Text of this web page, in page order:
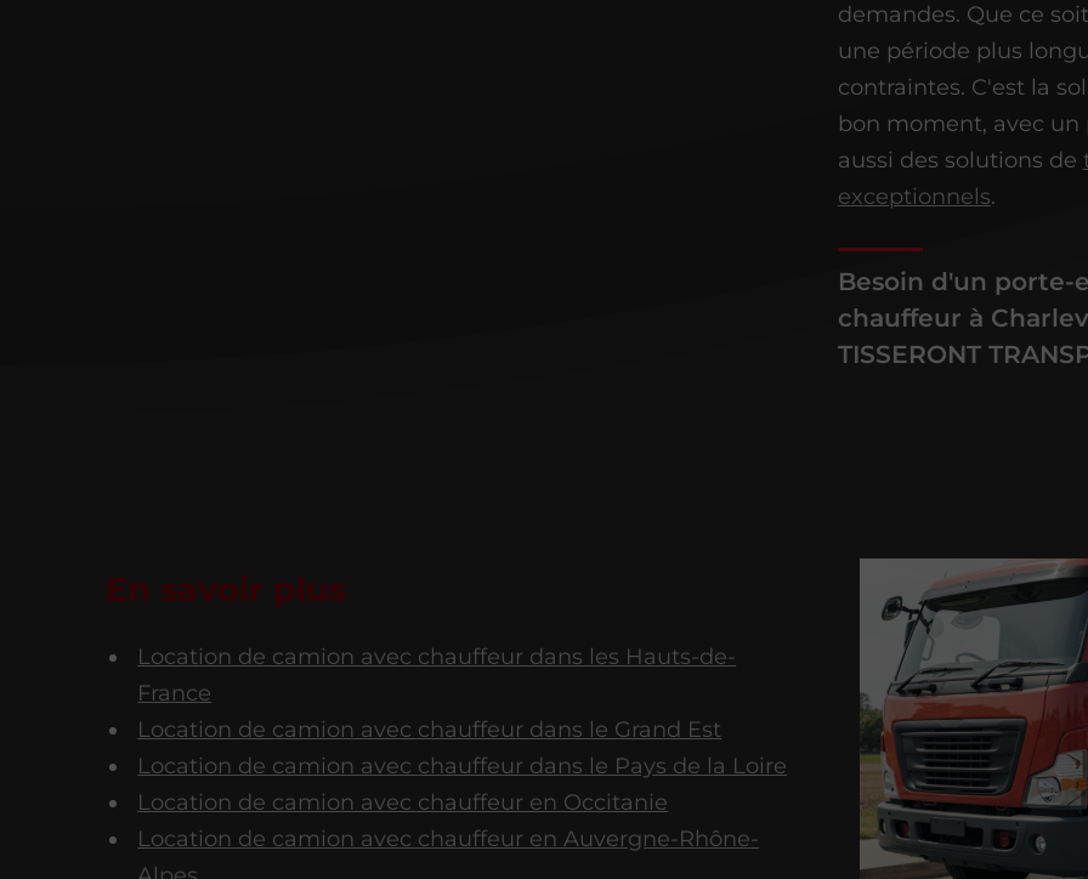
demandes. Que ce
une période plus
contraintes. C'est la
bon moment, avec
aussi des solutions de
exceptionnels.
Besoin d'un porte-
chauffeur à
TISSERONT
En savoir plus
Location de camion avec chauffeur dans les Hauts-de-
France
Location de camion avec chauffeur dans le Grand Est
Location de camion avec chauffeur dans le Pays de la Loire
Location de camion avec chauffeur en Occitanie
Location de camion avec chauffeur en Auvergne-Rhône-